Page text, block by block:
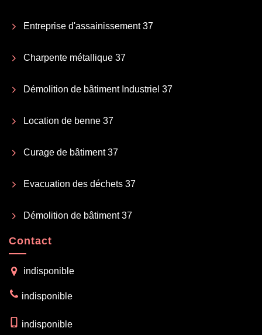
Entreprise d'assainissement 37
Charpente métallique 37
Démolition de bâtiment Industriel 37
Location de benne 37
Curage de bâtiment 37
Evacuation des déchets 37
Démolition de bâtiment 37
Contact
indisponible
indisponible
indisponible